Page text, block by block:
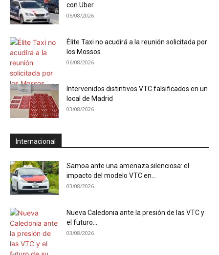
con Uber
06/08/2026
Élite Taxi no acudirá a la reunión solicitada por
los Mossos
06/08/2026
Intervenidos distintivos VTC falsificados en un
local de Madrid
03/08/2026
Internacional
Samoa ante una amenaza silenciosa: el
impacto del modelo VTC en...
03/08/2026
Nueva Caledonia ante la presión de las VTC y
el futuro...
03/08/2026